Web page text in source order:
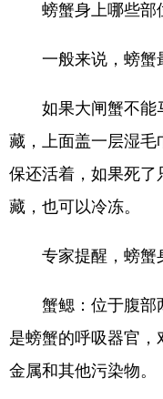
螃蟹身上哪些部
一般来说，螃蟹最
如果大闸蟹不能
藏，上面盖一层湿毛
保还活着，如果死了
藏，也可以冷冻。
专家提醒，螃蟹身
蟹鳃：位于腹部
是螃蟹的呼吸器官
金属和其他污染物。